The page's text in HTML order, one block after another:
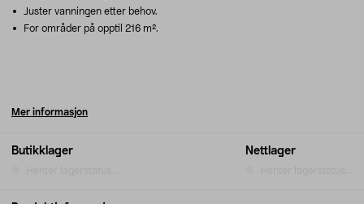
Butikklager Nettlager
Juster vanningen etter behov.
For områder på opptil 216 m².
Mer informasjon